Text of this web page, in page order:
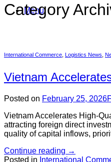
Menu
Category
International Commerce Logistics News
Vietnam
Posted on February 25, 2026
Vietnam Accelerates High-
attracting foreign direct
quality of capital inflows,
Continue reading →
Posted in International